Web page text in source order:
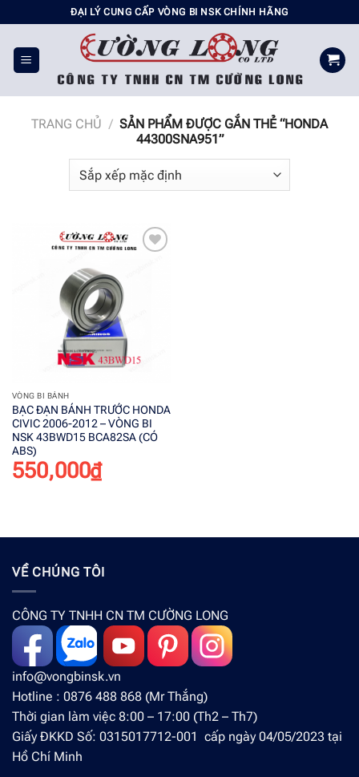
đến
nội
dung
ĐẠI LÝ CUNG CẤP VÒNG BI NSK CHÍNH HÃNG
TRANG CHỦ / SẢN PHẨM ĐƯỢC GẮN THẺ “HONDA
44300SNA951”
VÒNG BI BÁNH
BẠC ĐẠN BÁNH TRƯỚC HONDA
CIVIC 2006-2012 – VÒNG BI
NSK 43BWD15 BCA82SA (CÓ
ABS)
550,000₫
VỀ CHÚNG TÔI
CÔNG TY TNHH CN TM CƯỜNG LONG
info@vongbinsk.vn
Hotline : 0876 488 868 (Mr Thắng)
Thời gian làm việc 8:00 – 17:00 (Th2 – Th7)
Giấy ĐKKD Số: 0315017712-001 cấp ngày 04/05/2023 tại
Hồ Chí Minh